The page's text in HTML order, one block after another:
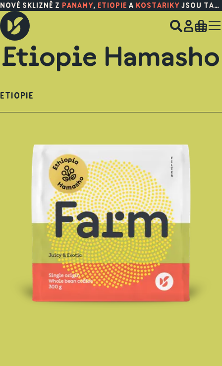
NOVÉ SKLIZNĚ Z PANAMY, ETIOPIE A KOSTARIKY JSOU TADY!
Etiopie Hamasho
ETIOPIE